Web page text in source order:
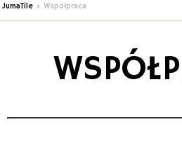
JumaTile > Współpraca